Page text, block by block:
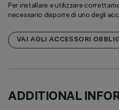
Per installare e utilizzare
necessario disporre di uno degli
VAI AGLI ACCESSORI
ADDITIONAL